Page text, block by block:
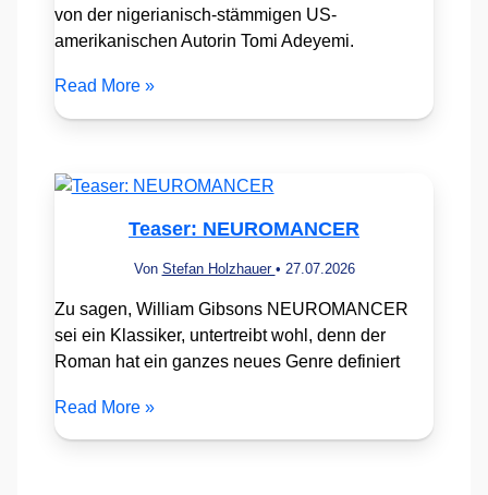
von der nigerianisch-stämmigen US-
amerikanischen Autorin Tomi Adeyemi.
Read More »
Teaser: NEUROMANCER
Von Stefan Holzhauer • 27.07.2026
Zu sagen, William Gibsons NEUROMANCER
sei ein Klassiker, untertreibt wohl, denn der
Roman hat ein ganzes neues Genre definiert
Read More »